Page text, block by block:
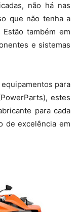
não há nas
que não tenha a
também em
e sistemas
para
estes
para cada
de excelência em